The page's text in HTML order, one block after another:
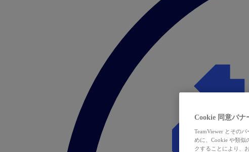
Cookie 同意バナ
TeamViewer とその
めに、Cookie や類似
クすることにより、